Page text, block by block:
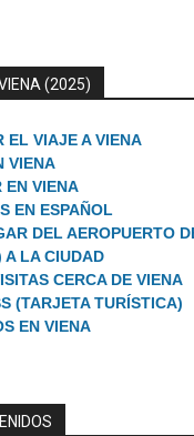
(2025)
EL VIAJE A VIENA
VIENA
EN VIENA
EN ESPAÑOL
DEL AEROPUERTO
A LA CIUDAD
CERCA DE VIENA
(TARJETA TURÍSTICA)
EN VIENA